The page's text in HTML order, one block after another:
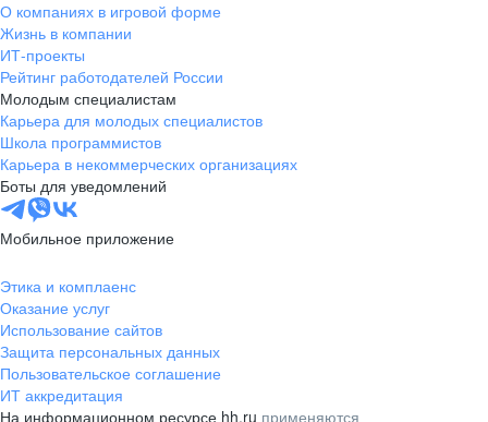
О компаниях в игровой форме
Жизнь в компании
ИТ-проекты
Рейтинг работодателей России
Молодым специалистам
Карьера для молодых специалистов
Школа программистов
Карьера в некоммерческих организациях
Боты для уведомлений
Мобильное приложение
Этика и комплаенс
Оказание услуг
Использование сайтов
Защита персональных данных
Пользовательское соглашение
ИТ аккредитация
На информационном ресурсе hh.ru применяются